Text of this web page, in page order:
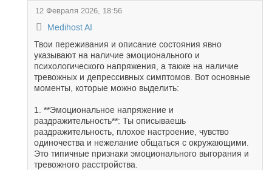
12 Февраля 2026, 18:56
Medihost AI
Твои переживания и описание состояния явно
указывают на наличие эмоционального и
психологического напряжения, а также на наличие
тревожных и депрессивных симптомов. Вот основные
моменты, которые можно выделить:
1. **Эмоциональное напряжение и
раздражительность**: Ты описываешь
раздражительность, плохое настроение, чувство
одиночества и нежелание общаться с окружающими.
Это типичные признаки эмоционального выгорания и
тревожного расстройства.